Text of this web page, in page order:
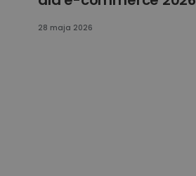
28 maja 2026